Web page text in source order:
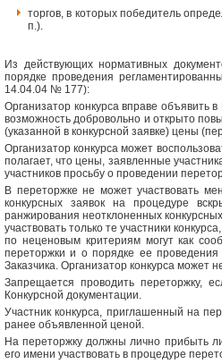
торгов, в которых победитель
п.).
Из действующих нормативных
порядке проведения
14.04.04 № 177):
Организатор конкурса вправе объявить
возможность добровольно и открыто
(указанной в конкурсной заявке) цены
Организатор конкурса может
полагает, что цены, заявленные
участников просьбу о проведении
В переторжке не может участвовать
конкурсных заявок на процедуре
ранжирования неотклоненных
участвовать только те участники
по неценовым критериям могут как
переторжки и о порядке ее проведения
Заказчика. Организатор конкурса может
Запрещается проводить переторжку,
Конкурсной документации.
Участник конкурса, приглашенный на
ранее объявленной ценой.
На переторжку должны лично прибыть
его имени участвовать в процедуре